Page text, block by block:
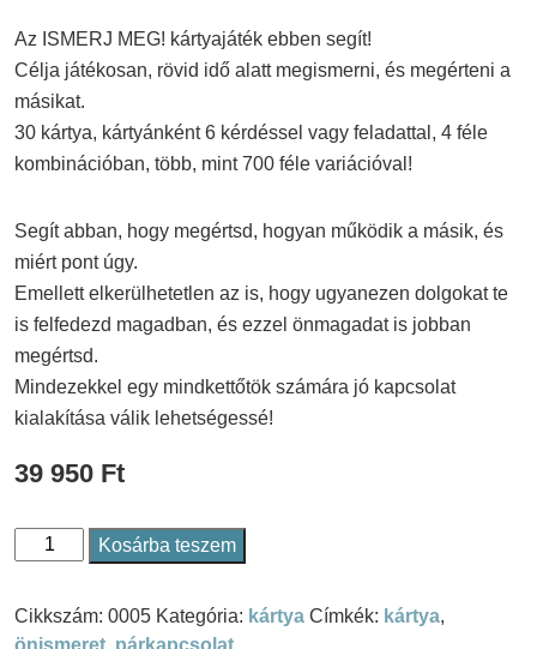
Az ISMERJ MEG! kártyajáték ebben segít!
Célja játékosan, rövid idő alatt megismerni, és megérteni a
másikat.
30 kártya, kártyánként 6 kérdéssel vagy feladattal, 4 féle
kombinációban, több, mint 700 féle variációval!
Segít abban, hogy megértsd, hogyan működik a másik, és
miért pont úgy.
Emellett elkerülhetetlen az is, hogy ugyanezen dolgokat te
is felfedezd magadban, és ezzel önmagadat is jobban
megértsd.
Mindezekkel egy mindkettőtök számára jó kapcsolat
kialakítása válik lehetségessé!
39 950 Ft
Ismerj
-
Kosárba teszem
Cikkszám: 0005 Kategória: kártya Címkék: kártya,
önismeret, párkapcsolat